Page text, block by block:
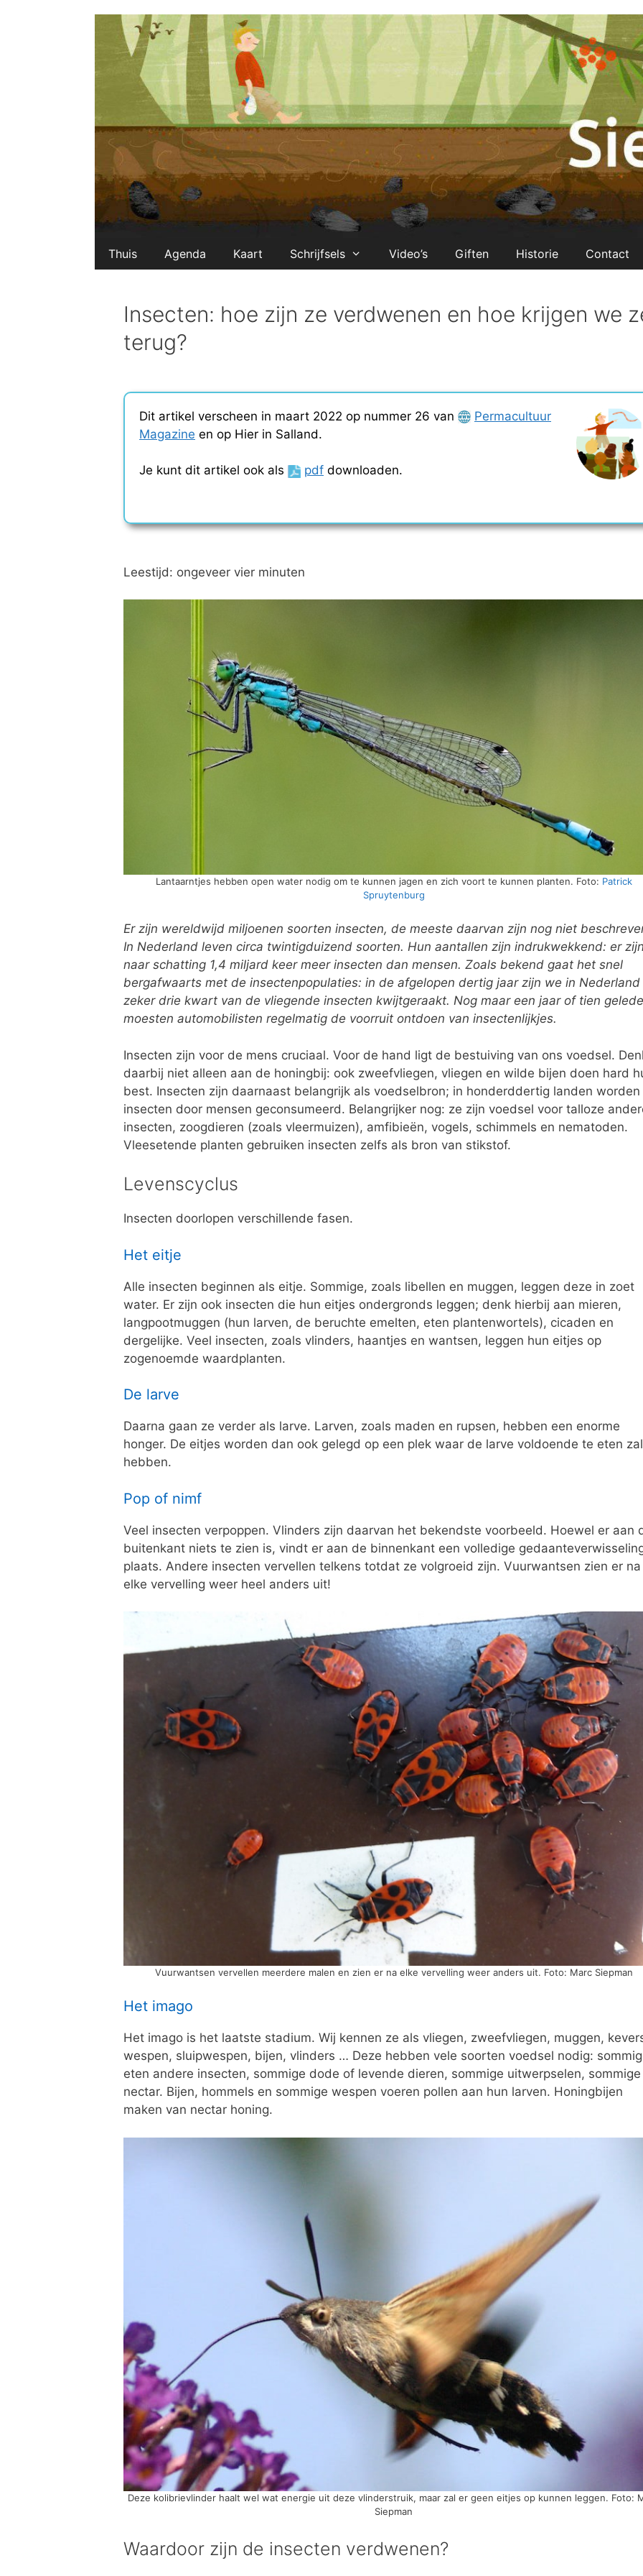
Thuis Agenda Kaart Schrijfsels Video’s Giften Historie Contact
Insecten: hoe zijn ze verdwenen en hoe krijgen we
terug?
Dit artikel verscheen in maart 2022 op nummer 26 van
Permacultuur
Magazine en op Hier in Salland.
Je kunt dit artikel ook als pdf downloaden.
Leestijd: ongeveer vier minuten
Lantaarntjes hebben open water nodig om te kunnen jagen en zich voort te kunnen planten. Foto: Patrick
Spruytenburg
Er zijn wereldwijd miljoenen soorten insecten, de meeste daarvan zijn nog niet
In Nederland leven circa twintigduizend soorten. Hun aantallen zijn indrukwekkend: er
naar schatting 1,4 miljard keer meer insecten dan mensen. Zoals bekend gaat het snel
bergafwaarts met de insectenpopulaties: in de afgelopen dertig jaar zijn we in Nederland
zeker drie kwart van de vliegende insecten kwijtgeraakt. Nog maar een jaar of tien
moesten automobilisten regelmatig de voorruit ontdoen van insectenlijkjes.
Insecten zijn voor de mens cruciaal. Voor de hand ligt de bestuiving van ons voedsel.
daarbij niet alleen aan de honingbij: ook zweefvliegen, vliegen en wilde bijen doen hard
best. Insecten zijn daarnaast belangrijk als voedselbron; in honderddertig landen worden
insecten door mensen geconsumeerd. Belangrijker nog: ze zijn voedsel voor talloze
insecten, zoogdieren (zoals vleermuizen), amfibieën, vogels, schimmels en nematoden.
Vleesetende planten gebruiken insecten zelfs als bron van stikstof.
Levenscyclus
Insecten doorlopen verschillende fasen.
Het eitje
Alle insecten beginnen als eitje. Sommige, zoals libellen en muggen, leggen deze in zoet
water. Er zijn ook insecten die hun eitjes ondergronds leggen; denk hierbij aan mieren,
langpootmuggen (hun larven, de beruchte emelten, eten plantenwortels), cicaden en
dergelijke. Veel insecten, zoals vlinders, haantjes en wantsen, leggen hun eitjes op
zogenoemde waardplanten.
De larve
Daarna gaan ze verder als larve. Larven, zoals maden en rupsen, hebben een enorme
honger. De eitjes worden dan ook gelegd op een plek waar de larve voldoende te eten zal
hebben.
Pop of nimf
Veel insecten verpoppen. Vlinders zijn daarvan het bekendste voorbeeld. Hoewel er aan
buitenkant niets te zien is, vindt er aan de binnenkant een volledige
plaats. Andere insecten vervellen telkens totdat ze volgroeid zijn. Vuurwantsen zien er na
elke vervelling weer heel anders uit!
Vuurwantsen vervellen meerdere malen en zien er na elke vervelling weer anders uit. Foto: Marc Siepman
Het imago
Het imago is het laatste stadium. Wij kennen ze als vliegen, zweefvliegen, muggen,
wespen, sluipwespen, bijen, vlinders … Deze hebben vele soorten voedsel nodig:
eten andere insecten, sommige dode of levende dieren, sommige uitwerpselen, sommige
nectar. Bijen, hommels en sommige wespen voeren pollen aan hun larven. Honingbijen
maken van nectar honing.
Deze kolibrievlinder haalt wel wat energie uit deze vlinderstruik, maar zal er geen eitjes op kunnen leggen. Foto:
Siepman
Waardoor zijn de insecten verdwenen?